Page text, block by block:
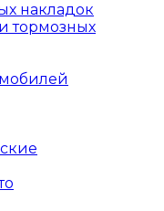
накладок
тормозных